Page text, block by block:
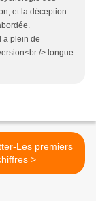
et la déception
a plein de
/> longue
Les premiers
chiffres >